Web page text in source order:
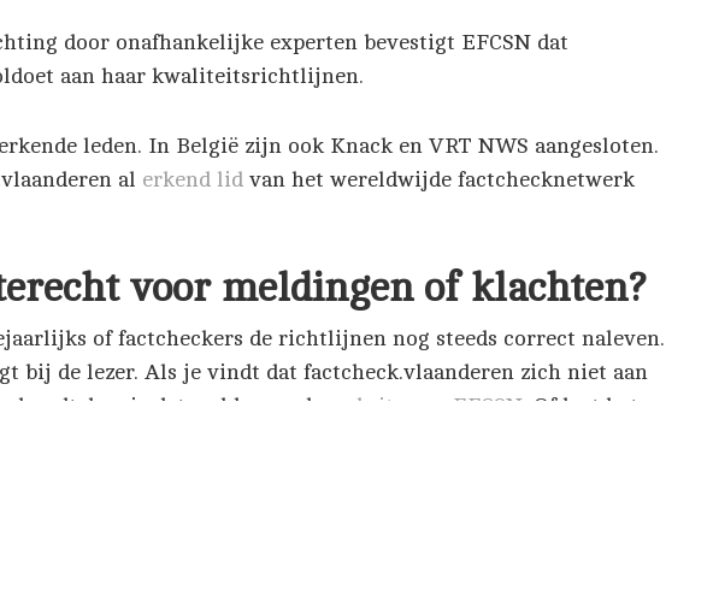
door onafhankelijke experten bevestigt EFCSN dat
aan haar kwaliteitsrichtlijnen.
leden. In België zijn ook Knack en VRT NWS aangesloten.
al erkend lid van het wereldwijde factchecknetwerk
voor meldingen of klachten?
of factcheckers de richtlijnen nog steeds correct naleven.
bij de lezer. Als je vindt dat factcheck.vlaanderen zich niet aan
houdt, kan je dat melden op de
website van EFCSN . Of laat het